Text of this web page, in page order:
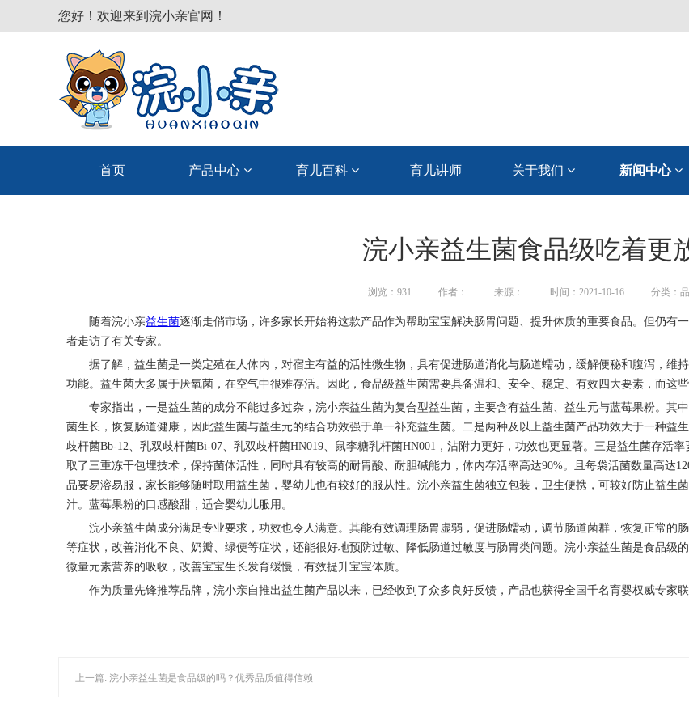
您好！欢迎来到浣小亲官网！
首页 产品中心 育儿百科 育儿讲师 关于我们 新闻中心
浣小亲益生菌食品级吃着更
浏览： 931 作者： 来源： 时间：2021-10-16 分类：
随着浣小亲益生菌逐渐走俏市场，许多家长开始将这款产品作为帮助宝宝解决肠胃问题、提升体质的重要食品。但仍有
者走访了有关专家。
据了解，益生菌是一类定殖在人体内，对宿主有益的活性微生物，具有促进肠道消化与肠道蠕动，缓解便秘和腹泻，维
功能。益生菌大多属于厌氧菌，在空气中很难存活。因此，食品级益生菌需要具备温和、安全、稳定、有效四大要素，而这
专家指出，一是益生菌的成分不能过多过杂，浣小亲益生菌为复合型益生菌，主要含有益生菌、益生元与蓝莓果粉。其
菌生长，恢复肠道健康，因此益生菌与益生元的结合功效强于单一补充益生菌。二是两种及以上益生菌产品功效大于一种益
歧杆菌Bb-12、乳双歧杆菌Bi-07、乳双歧杆菌HN019、鼠李糖乳杆菌HN001，沾附力更好，功效也更显著。三是益生菌存活
取了三重冻干包埋技术，保持菌体活性，同时具有较高的耐胃酸、耐胆碱能力，体内存活率高达90%。且每袋活菌数量高达
品要易溶易服，家长能够随时取用益生菌，婴幼儿也有较好的服从性。浣小亲益生菌独立包装，卫生便携，可较好防止益生
汁。蓝莓果粉的口感酸甜，适合婴幼儿服用。
浣小亲益生菌成分满足专业要求，功效也令人满意。其能有效调理肠胃虚弱，促进肠蠕动，调节肠道菌群，恢复正常的
等症状，改善消化不良、奶瓣、绿便等症状，还能很好地预防过敏、降低肠道过敏度与肠胃类问题。浣小亲益生菌是食品级
微量元素营养的吸收，改善宝宝生长发育缓慢，有效提升宝宝体质。
作为质量先锋推荐品牌，浣小亲自推出益生菌产品以来，已经收到了众多良好反馈，产品也获得全国千名育婴权威专家联
上一篇: 浣小亲益生菌是食品级的吗？优秀品质值得信赖